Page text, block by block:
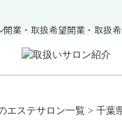
開業・取扱希望開業・取扱
エステサロン一覧 > 千葉